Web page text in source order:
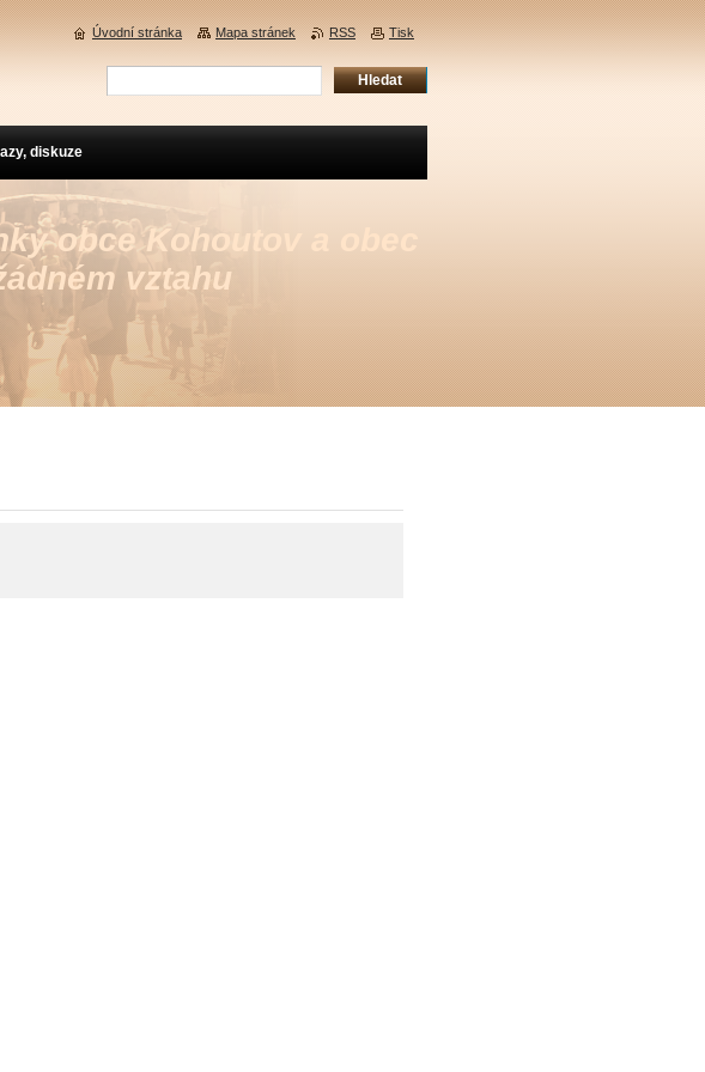
obce Kohoutov a obec
vztahu
diskuze
Úvodní stránka Mapa stránek RSS Tisk